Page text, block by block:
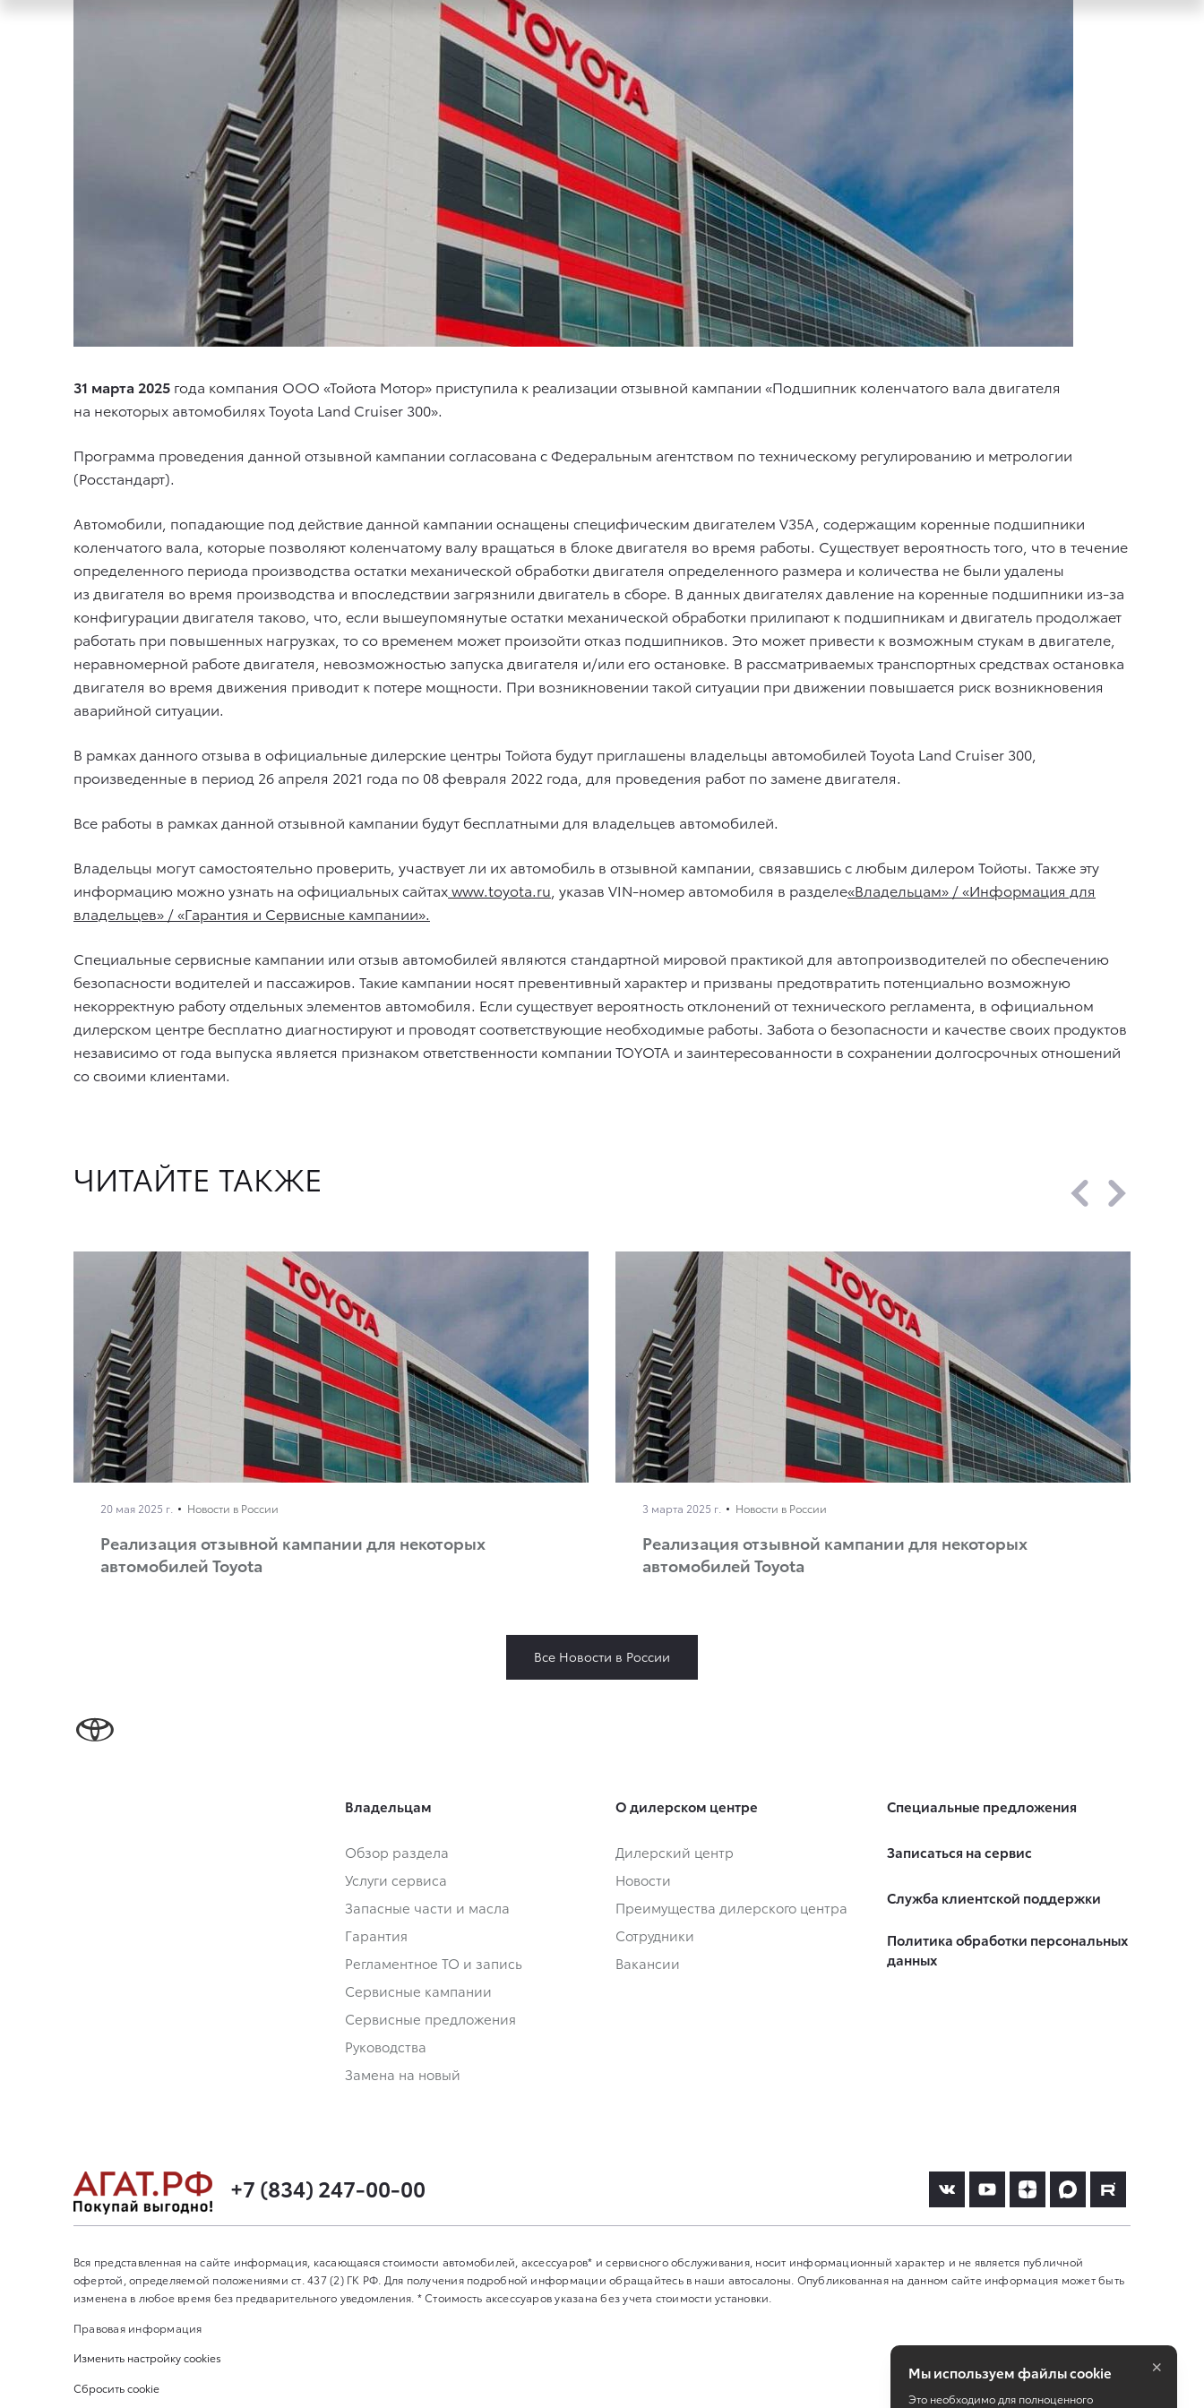
31 марта 2025 года компания ООО «Тойота Мотор» приступила к реализации отзывной кампании «Подшипник коленчатого вала двигателя
на некоторых автомобиляхToyota Land Cruiser 300».
Программа проведения данной отзывной кампании согласована с Федеральным агентством по техническому регулированию и метрологии
(Росстандарт).
Автомобили, попадающие под действие данной кампании оснащены специфическим двигателем V35A, содержащим коренные подшипники
коленчатого вала, которые позволяют коленчатому валу вращаться в блоке двигателя во время работы. Существует вероятность того, что в течение
определенного периода производства остатки механической обработки двигателя определенного размера и количества не были удалены
из двигателя во время производства и впоследствии загрязнили двигатель в сборе. В данных двигателях давление на коренные подшипники из-за
конфигурации двигателя таково, что, если вышеупомянутые остатки механической обработки прилипают к подшипникам и двигатель продолжает
работать при повышенных нагрузках, то со временем может произойти отказ подшипников. Это может привести к возможным стукам в двигателе,
неравномерной работе двигателя, невозможностью запуска двигателя и/или его остановке. В рассматриваемых транспортных средствах остановка
двигателя во время движения приводит к потере мощности. При возникновении такой ситуации при движении повышается риск возникновения
аварийной ситуации.
В рамках данного отзыва в официальные дилерские центры Тойота будут приглашены владельцы автомобилей Toyota Land Cruiser 300
произведенные в период 26 апреля 2021 года по 08 февраля 2022 года, для проведения работ по замене двигателя.
Все работы в рамках данной отзывной кампании будут бесплатными для владельцев автомобилей.
Владельцы могут самостоятельно проверить, участвует ли их автомобиль в отзывной кампании, связавшись с любым дилером Тойоты. Также эту
информацию можно узнать на официальных сайтахwww.toyota.ru , указав VIN-номер автомобиля в разделе«Владельцам» / «Информация для
владельцев» / «Гарантия и Сервисные кампании».
Специальные сервисные кампании или отзыв автомобилей являются стандартной мировой практикой для автопроизводителей по обеспечению
безопасности водителей и пассажиров. Такие кампании носят превентивный характер и призваны предотвратить потенциально возможную
некорректную работу отдельных элементов автомобиля. Если существует вероятность отклонений от технического регламента, в официальном
дилерском центре бесплатно диагностируют и проводят соответствующие необходимые работы. Забота о безопасности и качестве своих продуктов
независимо от года выпуска является признаком ответственности компании TOYOTA и заинтересованности в сохранении долгосрочных отношений
со своими клиентами.
ЧИТАЙТЕ ТАКЖЕ
20 мая 2025 г. Новости в России
Реализация отзывной кампании для некоторых
автомобилей Toyota
3 марта 2025 г. Новости в России
Реализация отзывной кампании для некоторых
автомобилей Toyota
Все Новости в России
Владельцам
Обзор раздела
Услуги сервиса
Запасные части и масла
Гарантия
Регламентное ТО и запись
Сервисные кампании
Сервисные предложения
Руководства
Замена на новый
О дилерском центре
Дилерский центр
Новости
Преимущества дилерского центра
Сотрудники
Вакансии
Специальные предложения
Записаться на сервис
Служба клиентской поддержки
Политика обработки персональных
данных
+7 (834) 247-00-00
Вся представленная на сайте информация, касающаяся стоимости автомобилей, аксессуаров* и сервисного обслуживания, носит информационный характер и не является публичной
офертой, определяемой положениями ст. 437 (2) ГК РФ. Для получения подробной информации обращайтесь в наши автосалоны. Опубликованная на данном сайте информация может быть
изменена в любое время без предварительного уведомления. * Стоимость аксессуаров указана без учета стоимости установки.
Правовая информация
Изменить настройку cookies
Сбросить cookie
Мы используем файлы cookie
Это необходимо для полноценного
×